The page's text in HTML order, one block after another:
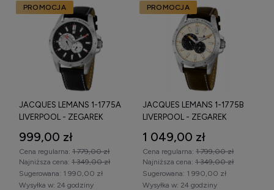
JACQUES LEMANS 1-1775A
LIVERPOOL - ZEGAREK
999,00 zł
Cena regularna: 1 779,00 zł
Najniższa cena: 1 349,00 zł
Wysyłka w: 24 godziny
Sugerowana: 1 990,00 zł
PROMOCJA
JACQUES LEMANS 1-1775B
LIVERPOOL - ZEGAREK
1 049,00 zł
Cena regularna: 1 799,00 zł
Najniższa cena: 1 349,00 zł
Wysyłka w: 24 godziny
Sugerowana: 1 990,00 zł
PROMOCJA